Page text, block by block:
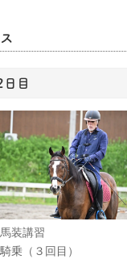
日目
装講習
乗（３回目）